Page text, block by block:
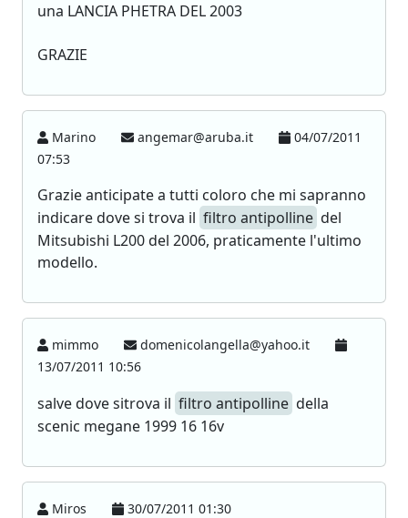
una LANCIA PHETRA DEL 2003
GRAZIE
Marino angemar@aruba.it
04/07/2011
07:53
Grazie anticipate a tutti coloro che mi sapranno
indicare dove si trova il filtro antipolline del
Mitsubishi L200 del 2006, praticamente l'ultimo
modello.
mimmo
domenicolangella@yahoo.it
13/07/2011 10:56
salve dove sitrova il filtro antipolline della
scenic megane 1999 16 16v
Miros 30/07/2011 01:30